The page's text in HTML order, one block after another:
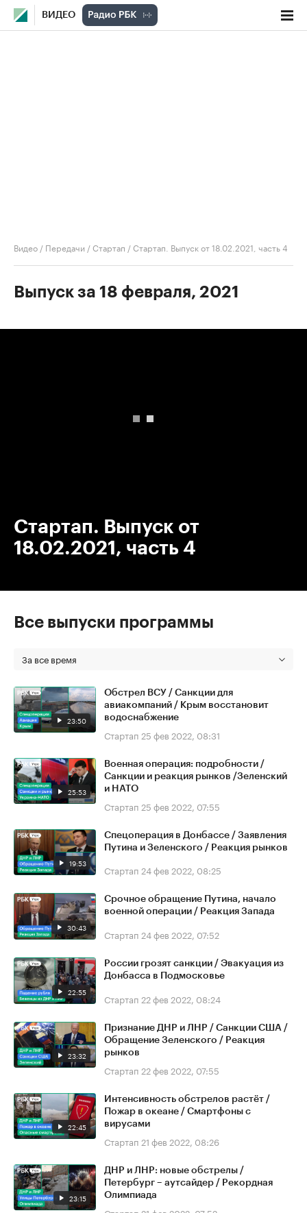
ВИДЕО
Видео / Передачи /Стартап /Стартап. Выпуск от 18.02.2021, часть 4
Выпуск за 18 февраля, 2021
Стартап. Выпуск от
18.02.2021, часть 4
Все выпуски программы
За все время
23:50
Обстрел ВСУ / Санкции для
авиакомпаний / Крым восстановит
водоснабжение
Стартап 25 фев 2022, 08:31
25:53
Военная операция: подробности /
Санкции и реакция рынков /Зеленский
и НАТО
Стартап 25 фев 2022, 07:55
19:53
Спецоперация в Донбассе / Заявления
Путина и Зеленского / Реакция рынков
Стартап 24 фев 2022, 08:25
30:43
Срочное обращение Путина, начало
военной операции / Реакция Запада
Стартап 24 фев 2022, 07:52
22:55
России грозят санкции / Эвакуация из
Донбасса в Подмосковье
Стартап 22 фев 2022, 08:24
23:32
Признание ДНР и ЛНР / Санкции США /
Обращение Зеленского / Реакция
рынков
Стартап 22 фев 2022, 07:55
22:45
Интенсивность обстрелов растёт /
Пожар в океане / Смартфоны с
вирусами
Стартап 21 фев 2022, 08:26
23:15
ДНР и ЛНР: новые обстрелы /
Петербург – аутсайдер / Рекордная
Олимпиада